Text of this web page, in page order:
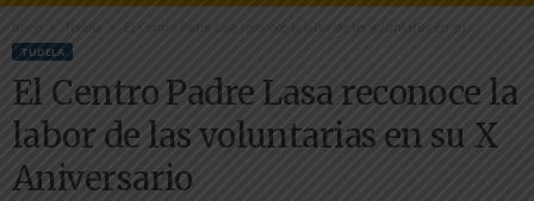
Inicio Tudela El Centro Padre Lasa reconoce la labor de las voluntarias en su...
TUDELA
El Centro Padre Lasa reconoce la
labor de las voluntarias en su X
Aniversario